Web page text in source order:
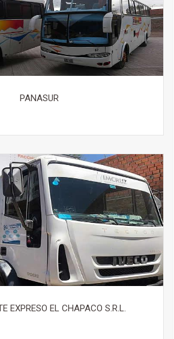
PANASUR
EXPRESO EL CHAPACO S.R.L.